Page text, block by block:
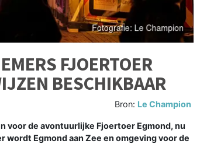
FJOERTOER
BESCHIKBAAR
Bron: Le Champion
voor de avontuurlijke Fjoertoer Egmond, nu
wordt Egmond aan Zee en omgeving voor de